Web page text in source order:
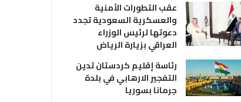
عقب التطورات الأمنية
والعسكرية السعودية تجدد
دعوتها لرئيس الوزراء
العراقي بزيارة الرياض
رئاسة إقليم كردستان تدين
التفجير الارهابي في بلدة
جرمانا بسوريا